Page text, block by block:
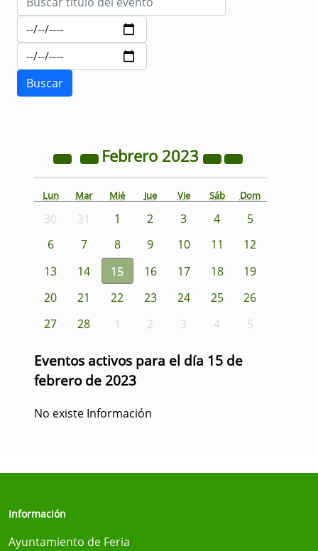
Febrero 2023
Lun Mar Mié Jue Vie Sáb Dom
30 31 1 2 3 4
5
6
7 8 9 10 11
12
13
14 15 16 17 18
19
20
21 22 23 24 25
26
27
28 1 2 3 4 5
Eventos activos para el día 15 de
febrero de 2023
No existe Información
Información
Ayuntamiento de Feria